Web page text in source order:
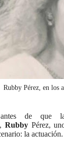
Rubby Pérez, en los
antes de que
RubbyPérez,
la actuación.